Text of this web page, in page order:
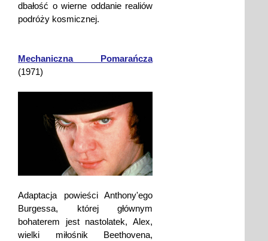
dbałość o wierne oddanie realiów
podróży kosmicznej.
Mechaniczna Pomarańcza
(1971)
Adaptacja powieści Anthony'ego
Burgessa, której głównym
bohaterem jest nastolatek, Alex,
wielki miłośnik Beethovena,